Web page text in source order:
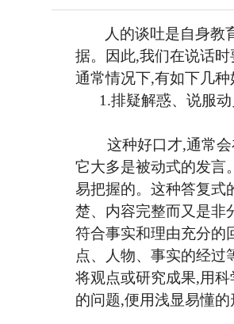
人的谈吐是自身教
据。因此,我们在说话
通常情况下,有如下几种
1.排疑解惑、说服
这种好口才,通常
它大多是被动式的发言
易把握的。这种答复式
楚、内容完整而又是非
符合事实和理由充分的
点、人物、事实的经过
将观点或研究成果,用
的问题,便用浅显易懂